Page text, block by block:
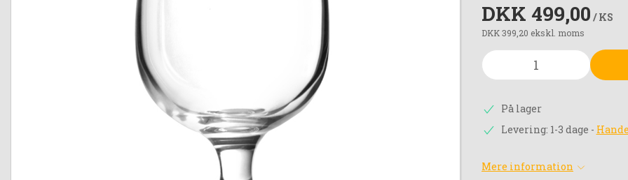
DKK 499,00 / KS
DKK 399,20 ekskl. moms
På lager
Levering: 1-3 dage -
Mere information